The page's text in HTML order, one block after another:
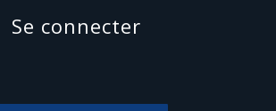
Se connecter